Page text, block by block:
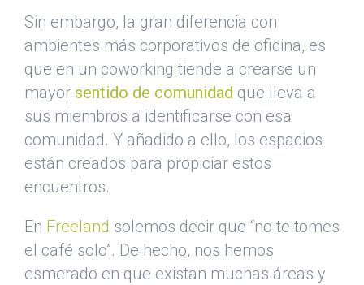
Sin embargo, la gran diferencia con
ambientes más corporativos de oficina, es
que en un coworking tiende a crearse un
mayor sentido de comunidad que lleva a
sus miembros a identificarse con esa
comunidad. Y añadido a ello, los espacios
están creados para propiciar estos
encuentros.
En Freeland solemos decir que “no te tomes
el café solo”. De hecho, nos hemos
esmerado en que existan muchas áreas y